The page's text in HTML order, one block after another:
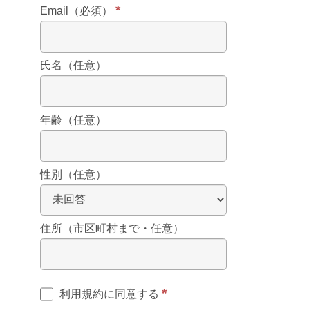
Email（必須） *
氏名（任意）
年齢（任意）
性別（任意）
住所（市区町村まで・任意）
利用規約に同意する *